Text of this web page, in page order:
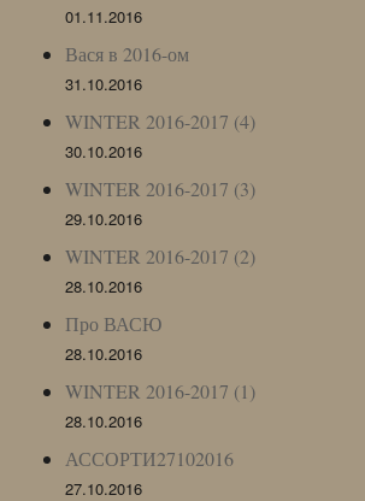
01.11.2016
Вася в 2016-ом
31.10.2016
WINTER 2016-2017 (4)
30.10.2016
WINTER 2016-2017 (3)
29.10.2016
WINTER 2016-2017 (2)
28.10.2016
Про ВАСЮ
28.10.2016
WINTER 2016-2017 (1)
28.10.2016
АССОРТИ27102016
27.10.2016